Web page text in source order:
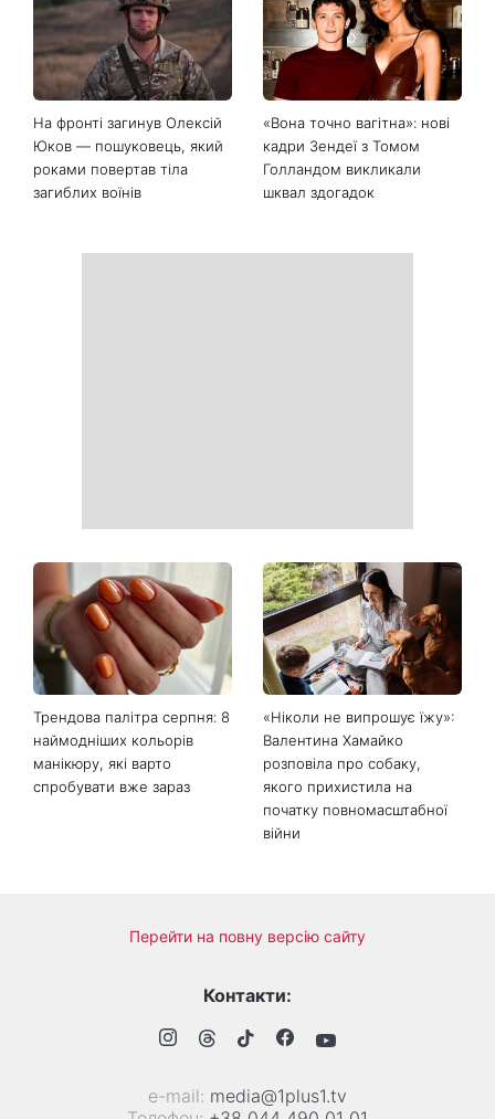
На фронті загинув Олексій
Юков — пошуковець, який
роками повертав тіла
загиблих воїнів
«Вона точно вагітна»: нові
кадри Зендеї з Томом
Голландом викликали
шквал здогадок
Трендова палітра серпня: 8
наймодніших кольорів
манікюру, які варто
спробувати вже зараз
«Ніколи не випрошує їжу»:
Валентина Хамайко
розповіла про собаку,
якого прихистила на
початку повномасштабної
війни
Перейти на повну версію сайту
Контакти:
е-mail: media@1plus1.tv